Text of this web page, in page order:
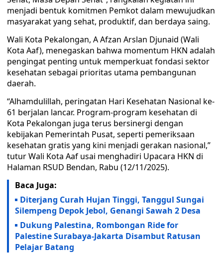
menjadi bentuk komitmen Pemkot dalam mewujudkan
masyarakat yang sehat, produktif, dan berdaya saing.
Wali Kota Pekalongan, A Afzan Arslan Djunaid (Wali
Kota Aaf), menegaskan bahwa momentum HKN adalah
pengingat penting untuk memperkuat fondasi sektor
kesehatan sebagai prioritas utama pembangunan
daerah.
“Alhamdulillah, peringatan Hari Kesehatan Nasional ke-
61 berjalan lancar. Program-program kesehatan di
Kota Pekalongan juga terus bersinergi dengan
kebijakan Pemerintah Pusat, seperti pemeriksaan
kesehatan gratis yang kini menjadi gerakan nasional,”
tutur Wali Kota Aaf usai menghadiri Upacara HKN di
Halaman RSUD Bendan, Rabu (12/11/2025).
Baca Juga:
Diterjang Curah Hujan Tinggi, Tanggul Sungai
Silempeng Depok Jebol, Genangi Sawah 2 Desa
Dukung Palestina, Rombongan Ride for
Palestine Surabaya-Jakarta Disambut Ratusan
Pelajar Batang